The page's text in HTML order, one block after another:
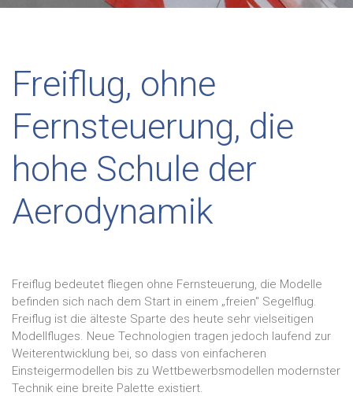
Freiflug, ohne
Fernsteuerung, die
hohe Schule der
Aerodynamik
Freiflug bedeutet fliegen ohne Fernsteuerung, die Modelle
befinden sich nach dem Start in einem „freien" Segelflug.
Freiflug ist die älteste Sparte des heute sehr vielseitigen
Modellfluges. Neue Technologien tragen jedoch laufend zur
Weiterentwicklung bei, so dass von einfacheren
Einsteigermodellen bis zu Wettbewerbsmodellen modernster
Technik eine breite Palette existiert.